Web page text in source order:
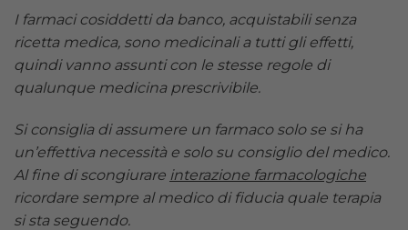
I farmaci cosiddetti da banco, acquistabili senza
ricetta medica, sono medicinali a tutti gli effetti,
quindi vanno assunti con le stesse regole di
qualunque medicina prescrivibile.
Si consiglia di assumere un farmaco solo se si ha
un’effettiva necessità e solo su consiglio del medico.
Al fine di scongiurare interazione farmacologiche
ricordare sempre al medico di fiducia quale terapia
si sta seguendo.